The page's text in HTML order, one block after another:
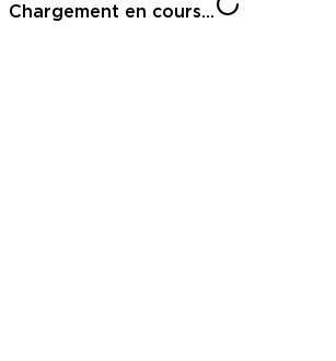
Chargement en cours...